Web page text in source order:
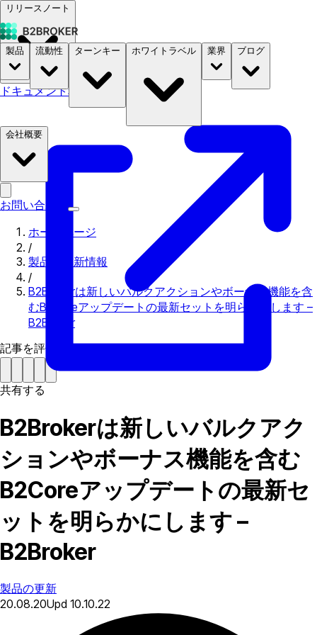
リリースノート
ドキュメント料金 B2STORE
製品 流動性 ターンキー ホワイトラベル 業界 ブログ
会社概要
お問い合わせ
ホームページ
/
製品の更新情報
/
B2Brokerは新しいバルクアクションやボーナス機能を含
むB2Coreアップデートの最新セットを明らかにします –
B2Broker
記事を評価する
共有する
B2Brokerは新しいバルクアク
ションやボーナス機能を含む
B2Coreアップデートの最新セ
ットを明らかにします –
B2Broker
製品の更新
20.08.20Upd 10.10.22